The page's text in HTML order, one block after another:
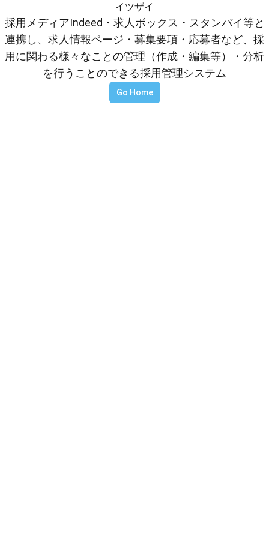
イツザイ
採用メディアIndeed・求人ボックス・スタンバイ等と
連携し、求人情報ページ・募集要項・応募者など、採
用に関わる様々なことの管理（作成・編集等）・分析
を行うことのできる採用管理システム
Go Home